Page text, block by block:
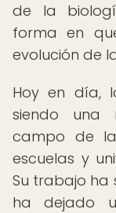
de la
forma en
evolución de
Hoy en día,
siendo una
campo de
escuelas y
Su trabajo ha
ha dejado